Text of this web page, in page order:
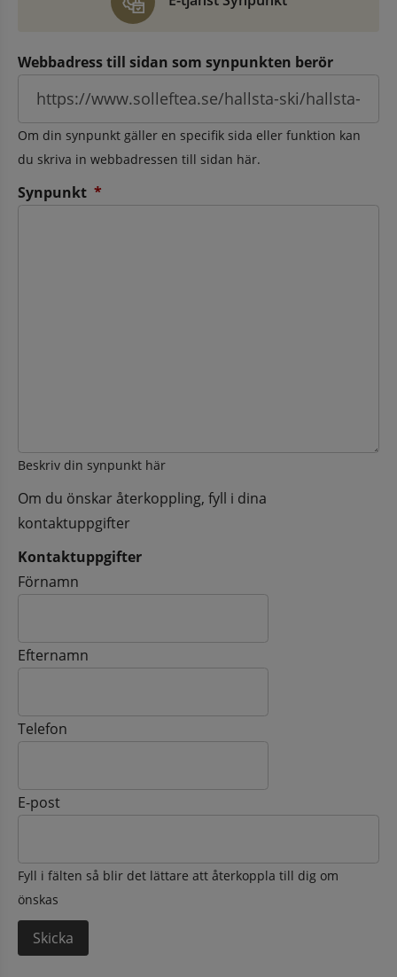
Webbadress till sidan som synpunkten berör
Om din synpunkt gäller en specifik sida eller funktion kan
du skriva in webbadressen till sidan här.
Synpunkt *
Beskriv din synpunkt här
Om du önskar återkoppling, fyll i dina
kontaktuppgifter
Kontaktuppgifter
Kontaktuppgifter
Förnamn
Efternamn
Telefon
E-post
Fyll i fälten så blir det lättare att återkoppla till dig om
önskas